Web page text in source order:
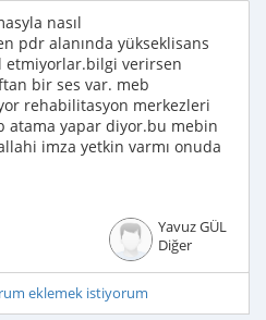
nasıl
pdr alanında yükseklisans
etmiyorlar.bilgi verirsen
bir ses var. meb
rehabilitasyon merkezleri
atama yapar diyor.bu mebin
imza yetkin varmı onuda
Yavuz GÜL
Diğer
eklemek istiyorum